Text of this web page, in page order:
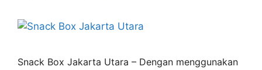
Snack Box Jakarta Utara – Dengan menggunakan